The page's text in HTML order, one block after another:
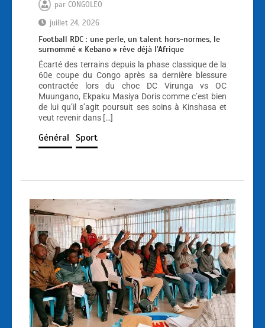
par CONGOLEO
juillet 24, 2026
Football RDC : une perle, un talent hors-normes, le
surnommé « Kebano » rêve déjà l’Afrique
Écarté des terrains depuis la phase classique de la
60e coupe du Congo après sa dernière blessure
contractée lors du choc DC Virunga vs OC
Muungano, Ekpaku Masiya Doris comme c’est bien
de lui qu’il s’agit poursuit ses soins à Kinshasa et
veut revenir dans […]
Général Sport